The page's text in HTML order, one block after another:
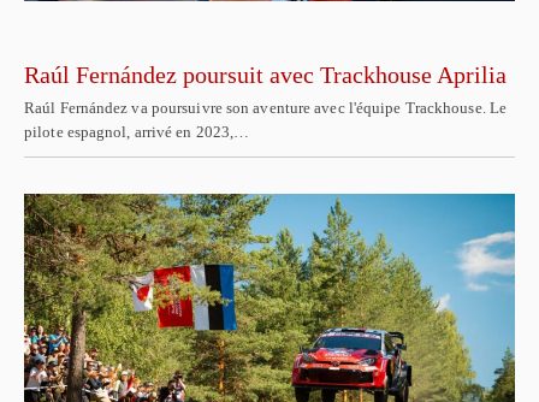
Raúl Fernández poursuit avec Trackhouse Aprilia
Raúl Fernández va poursuivre son aventure avec l'équipe Trackhouse. Le
pilote espagnol, arrivé en 2023,…